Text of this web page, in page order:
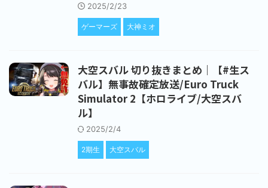
2025/2/23
ゲーマーズ 大神ミオ
大空スバル 切り抜きまとめ｜【#生ス
バル】無事故確定放送/Euro Truck
Simulator 2【ホロライブ/大空スバ
ル】
2025/2/4
2期生 大空スバル